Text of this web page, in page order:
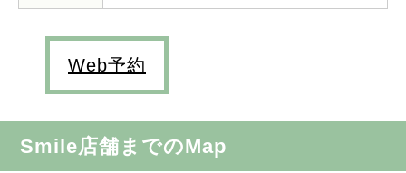
Web予約
Smile店舗までのMap